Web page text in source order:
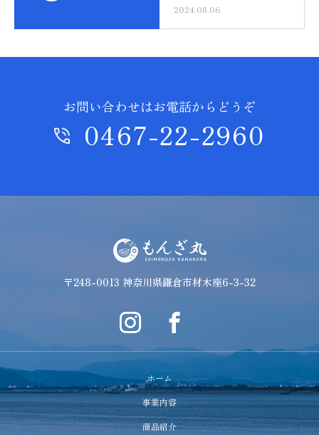
2024.08.06
お問い合わせはお電話からどうぞ
0467-22-2960
〒248-0013 神奈川県鎌倉市材木座6-3-32
ホーム
事業内容
商品紹介